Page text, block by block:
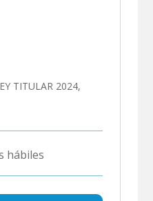
TITULAR 2024,
hábiles